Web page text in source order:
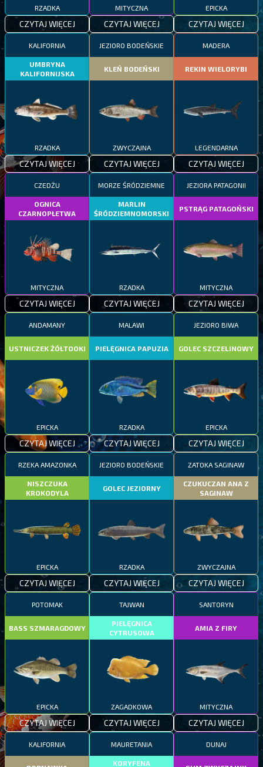
RZADKA
CZYTAJ WIĘCEJ
MITYCZNA
CZYTAJ WIĘCEJ
EPICKA
CZYTAJ WIĘCEJ
KALIFORNIA
UMBRYNA
KALIFORNIJSKA
RZADKA
CZYTAJ WIĘCEJ
JEZIORO BODEŃSKIE
KLEŃ BODEŃSKI
ZWYCZAJNA
CZYTAJ WIĘCEJ
MADERA
REKIN WIELORYBI
LEGENDARNA
CZYTAJ WIĘCEJ
CZEDŻU
OGNICA
CZARNOPŁETWA
MITYCZNA
CZYTAJ WIĘCEJ
MORZE ŚRÓDZIEMNE
MARLIN
ŚRÓDZIEMNOMORSKI
RZADKA
CZYTAJ WIĘCEJ
JEZIORA PATAGONII
PSTRĄG PATAGOŃSKI
MITYCZNA
CZYTAJ WIĘCEJ
ANDAMANY
USTNICZEK ŻÓŁTOOKI
EPICKA
CZYTAJ WIĘCEJ
MALAWI
PIELĘGNICA PAPUZIA
RZADKA
CZYTAJ WIĘCEJ
JEZIORO BIWA
GOLEC SZCZELINOWY
EPICKA
CZYTAJ WIĘCEJ
RZEKA AMAZONKA
NISZCZUKA
KROKODYLA
EPICKA
CZYTAJ WIĘCEJ
JEZIORO BODEŃSKIE
GOLEC JEZIORNY
RZADKA
CZYTAJ WIĘCEJ
ZATOKA SAGINAW
CZUKUCZAN ANA Z
SAGINAW
ZWYCZAJNA
CZYTAJ WIĘCEJ
POTOMAK
BASS SZMARAGDOWY
EPICKA
CZYTAJ WIĘCEJ
TAJWAN
PIELĘGNICA
CYTRUSOWA
ZAGADKOWA
CZYTAJ WIĘCEJ
SANTORYN
AMIA Z FIRY
MITYCZNA
CZYTAJ WIĘCEJ
KALIFORNIA MAURETANIA
KORYFENA
DUNAJ